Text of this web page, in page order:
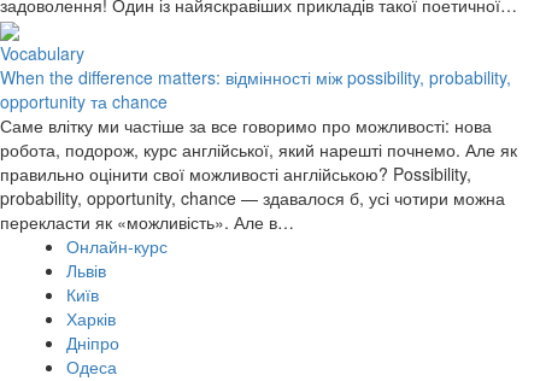
Vocabulary
When the difference matters: відмінності між possibility, probability,
opportunity та chance
Саме влітку ми частіше за все говоримо про можливості: нова
робота, подорож, курс англійської, який нарешті почнемо. Але як
правильно оцінити свої можливості англійською? Possibility,
probability, opportunity, chance — здавалося б, усі чотири можна
перекласти як «можливість». Але в…
Онлайн-курс
Львів
Київ
Харків
Дніпро
Одеса